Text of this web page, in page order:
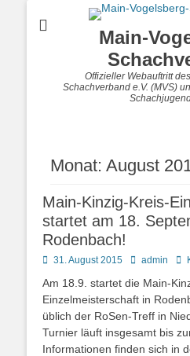
Main-
Offizieller Webauftritt
Schachverband e.V. (MVS)
Monat: August
Main-Kinzig-Kreis-
startet am 18.
Rodenbach!
Posted
31. August 2015 Autoradmin
Am 18.9. startet die Main-
Einzelmeisterschaft in
üblich der RoSen-Treff in
Turnier läuft insgesamt bis
Informationen finden sich in